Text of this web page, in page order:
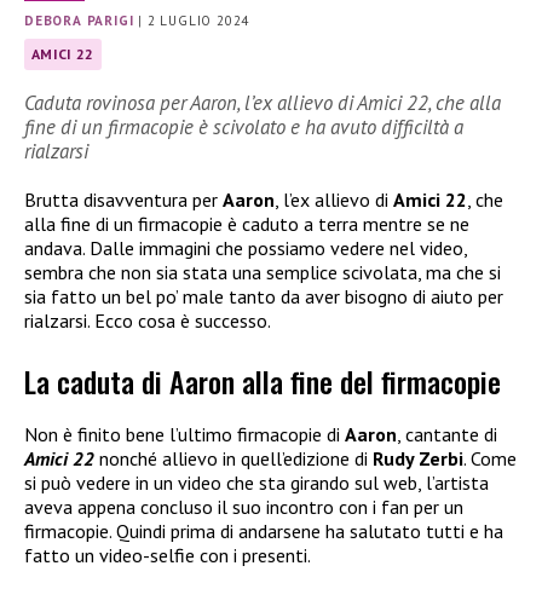
DEBORA PARIGI | 2 LUGLIO 2024
AMICI 22
Caduta rovinosa per Aaron, l’ex allievo di Amici 22, che alla
fine di un firmacopie è scivolato e ha avuto difficiltà a
rialzarsi
Brutta disavventura per Aaron, l’ex allievo di Amici 22, che
alla fine di un firmacopie è caduto a terra mentre se ne
andava. Dalle immagini che possiamo vedere nel video,
sembra che non sia stata una semplice scivolata, ma che si
sia fatto un bel po’ male tanto da aver bisogno di aiuto per
rialzarsi. Ecco cosa è successo.
La caduta di Aaron alla fine del firmacopie
Non è finito bene l’ultimo firmacopie di Aaron, cantante di
Amici 22 nonché allievo in quell’edizione di Rudy Zerbi. Come
si può vedere in un video che sta girando sul web, l’artista
aveva appena concluso il suo incontro con i fan per un
firmacopie. Quindi prima di andarsene ha salutato tutti e ha
fatto un video-selfie con i presenti.